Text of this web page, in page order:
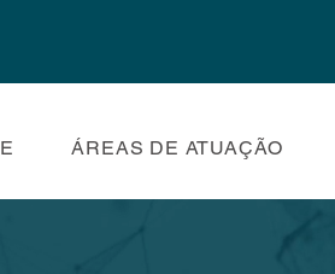
ÁREAS DE ATUAÇÃO